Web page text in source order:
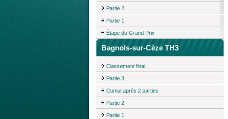
Partie 2
Partie 1
Étape du Grand Prix
Bagnols-sur-Cèze TH3
Classement final
Partie 3
Cumul après 2 parties
Partie 2
Partie 1